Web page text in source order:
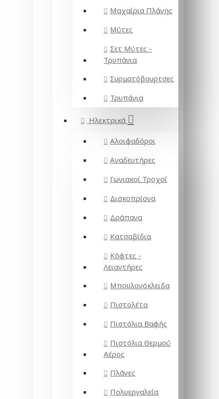
Μαχαίρια Πλάνης
Μύτες
Σετ Μύτες -
Τρυπάνια
Συρματόβουρτσες
Τρυπάνια
Ηλεκτρικά
Αλοιφαδόροι
Αναδευτήρες
Γωνιακοί Τροχοί
Δισκοπρίονα
Δράπανα
Κατσαβίδια
Κόφτες -
Λειαντήρες
Μπουλονόκλειδα
Πιστολέτα
Πιστόλια Βαφής
Πιστόλια Θερμού
Αέρος
Πλάνες
Πολυεργαλεία